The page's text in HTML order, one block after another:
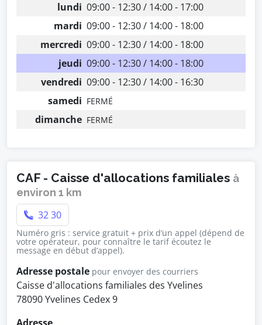
lundi 09:00 - 12:30 / 14:00 - 17:00
mardi 09:00 - 12:30 / 14:00 - 18:00
mercredi 09:00 - 12:30 / 14:00 - 18:00
jeudi 09:00 - 12:30 / 14:00 - 18:00
vendredi 09:00 - 12:30 / 14:00 - 16:30
samedi FERMÉ
dimanche FERMÉ
CAF - Caisse d'allocations familiales à
environ 1 km
32 30
Numéro gris : service gratuit + prix d’un appel (dépend de
votre opérateur, pour connaître le tarif écoutez le
message en début d’appel).
Adresse postale pour envoyer des courriers
Caisse d'allocations familiales des Yvelines
78090 Yvelines Cedex 9